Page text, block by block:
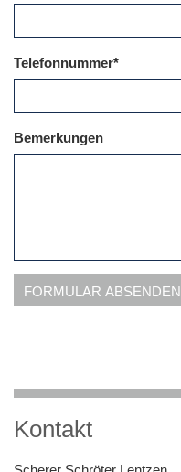
Telefonnummer
Bemerkungen
FORMULAR ABSENDEN
Kontakt